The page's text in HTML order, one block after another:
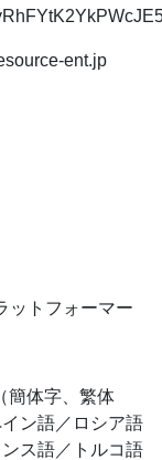
ent.jp
ットフォーマー
簡体字、繁体
ン語／ロシア語
ス語／トルコ語